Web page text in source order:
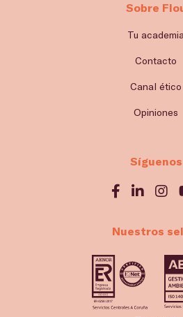
Sobre
Tu academia
Contacto
Canal ético
Opiniones
Síguenos
Nuestros